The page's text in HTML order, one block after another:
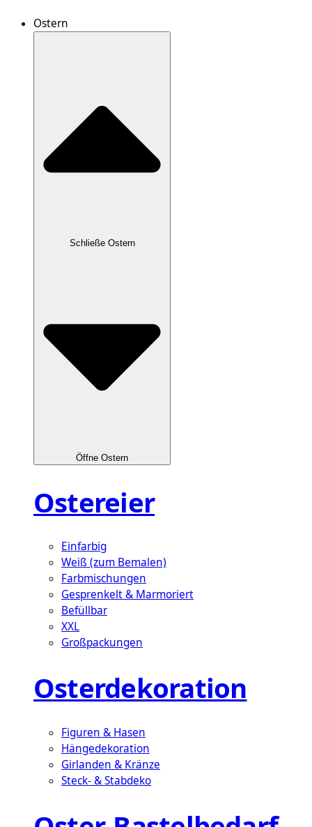
Ostern
Schließe Ostern
Öffne Ostern
Ostereier
Einfarbig
Weiß (zum Bemalen)
Farbmischungen
Gesprenkelt & Marmoriert
Befüllbar
XXL
Großpackungen
Osterdekoration
Figuren & Hasen
Hängedekoration
Girlanden & Kränze
Steck- & Stabdeko